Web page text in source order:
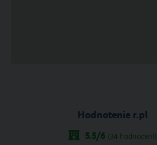
Hodnotenie r.pl
5.5/6 (34 hodnocení)